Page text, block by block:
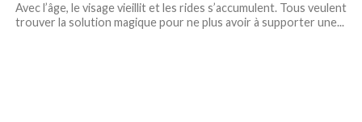
Avec l’âge, le visage vieillit et les rides s’accumulent. Tous veulent
trouver la solution magique pour ne plus avoir à supporter une...